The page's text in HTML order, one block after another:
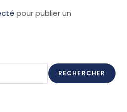
pour publier un
RECHERCHER